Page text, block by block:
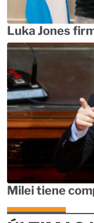
Luka Jones
Milei tiene